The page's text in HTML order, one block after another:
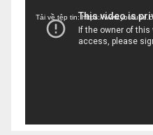
Video
Tải về tệp tin: https://